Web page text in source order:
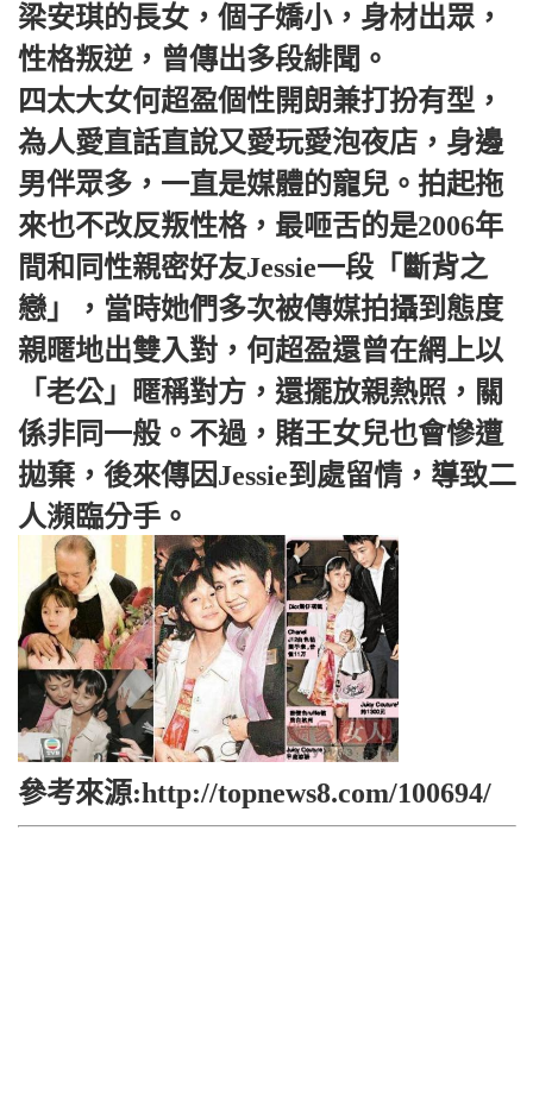
梁安琪的長女，個子嬌小，身材出眾，
性格叛逆，曾傳出多段緋聞。
四太大女何超盈個性開朗兼打扮有型，
為人愛直話直說又愛玩愛泡夜店，身邊
男伴眾多，一直是媒體的寵兒。拍起拖
來也不改反叛性格，最咂舌的是2006年
間和同性親密好友Jessie一段「斷背之
戀」，當時她們多次被傳媒拍攝到態度
親暱地出雙入對，何超盈還曾在網上以
「老公」暱稱對方，還擺放親熱照，關
係非同一般。不過，賭王女兒也會慘遭
拋棄，後來傳因Jessie到處留情，導致二
人瀕臨分手。
參考來源:http://topnews8.com/100694/